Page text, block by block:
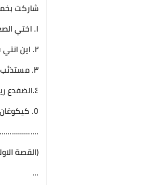
شاركت
١. اختي الصغرى ماتت
٢. اين انتي فيتوبي
٣. مستذئب في عالم البشر
٤.الضفدع ريكو
٥. كيكوغان البلطجي
(القصة
...